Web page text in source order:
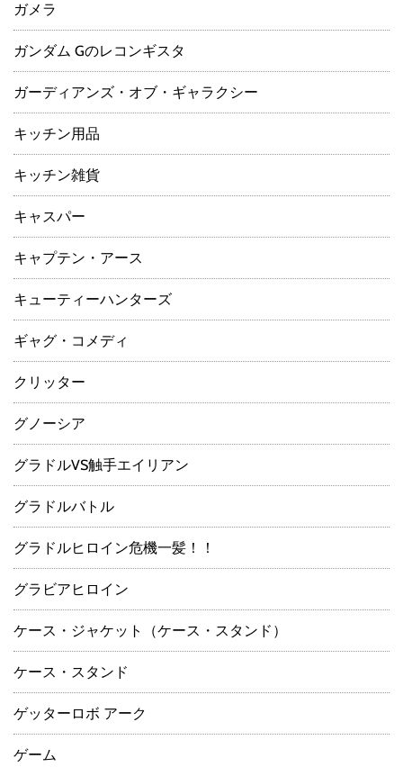
ガメラ
ガンダム Gのレコンギスタ
ガーディアンズ・オブ・ギャラクシー
キッチン用品
キッチン雑貨
キャスパー
キャプテン・アース
キューティーハンターズ
ギャグ・コメディ
クリッター
グノーシア
グラドルVS触手エイリアン
グラドルバトル
グラドルヒロイン危機一髪！！
グラビアヒロイン
ケース・ジャケット（ケース・スタンド）
ケース・スタンド
ゲッターロボ アーク
ゲーム